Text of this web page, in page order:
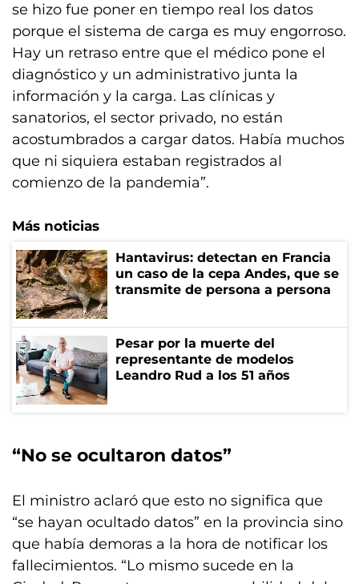
se hizo fue poner en tiempo real los datos
porque el sistema de carga es muy engorroso.
Hay un retraso entre que el médico pone el
diagnóstico y un administrativo junta la
información y la carga. Las clínicas y
sanatorios, el sector privado, no están
acostumbrados a cargar datos. Había muchos
que ni siquiera estaban registrados al
comienzo de la pandemia”.
Más noticias
Hantavirus: detectan en Francia
un caso de la cepa Andes, que se
transmite de persona a persona
Pesar por la muerte del
representante de modelos
Leandro Rud a los 51 años
“No se ocultaron datos”
El ministro aclaró que esto no significa que
“se hayan ocultado datos” en la provincia sino
que había demoras a la hora de notificar los
fallecimientos. “Lo mismo sucede en la